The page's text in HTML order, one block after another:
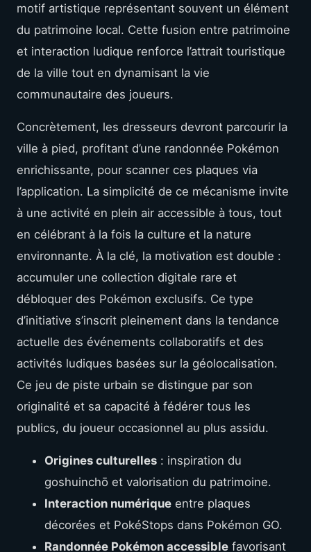
motif artistique représentant souvent un élément
du patrimoine local. Cette fusion entre patrimoine
et interaction ludique renforce l’attrait touristique
de la ville tout en dynamisant la vie
communautaire des joueurs.
Concrètement, les dresseurs devront parcourir la
ville à pied, profitant d’une randonnée Pokémon
enrichissante, pour scanner ces plaques via
l’application. La simplicité de ce mécanisme invite
à une activité en plein air accessible à tous, tout
en célébrant à la fois la culture et la nature
environnante. À la clé, la motivation est double :
accumuler une collection digitale rare et
débloquer des Pokémon exclusifs. Ce type
d’initiative s’inscrit pleinement dans la tendance
actuelle des événements collaboratifs et des
activités ludiques basées sur la géolocalisation.
Ce jeu de piste urbain se distingue par son
originalité et sa capacité à fédérer tous les
publics, du joueur occasionnel au plus assidu.
Origines culturelles : inspiration du
goshuinchō et valorisation du patrimoine.
Interaction numérique entre plaques
décorées et PokéStops dans Pokémon GO.
Randonnée Pokémon accessible favorisant